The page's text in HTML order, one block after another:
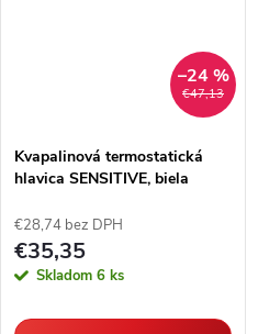
€47,13
–24 %
Kvapalinová termostatická
hlavica SENSITIVE, biela
€28,74 bez DPH
€35,35
Skladom 6 ks